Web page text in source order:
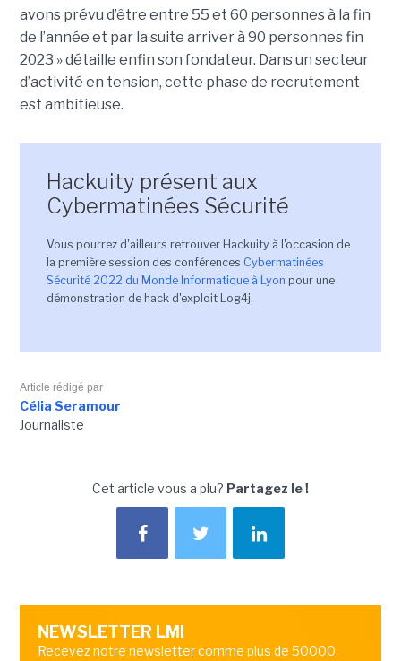
avons prévu d’être entre 55 et 60 personnes à la fin
de l’année et par la suite arriver à 90 personnes fin
2023 » détaille enfin son fondateur. Dans un secteur
d’activité en tension, cette phase de recrutement
est ambitieuse.
Hackuity présent aux
Cybermatinées Sécurité
Vous pourrez d'ailleurs retrouver Hackuity à l'occasion de
la première session des conférences Cybermatinées
Sécurité 2022 du Monde Informatique à Lyon pour une
démonstration de hack d'exploit Log4j.
Article rédigé par
Célia Seramour
Journaliste
Cet article vous a plu? Partagez le !
NEWSLETTER LMI
Recevez notre newsletter comme plus de 50000